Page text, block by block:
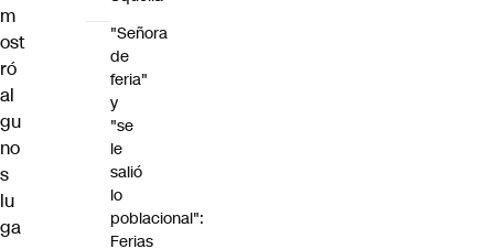
m
ost
ró
al
gu
no
s
lu
ga
"Señora
de
feria"
y
"se
le
salió
lo
poblacional":
Ferias